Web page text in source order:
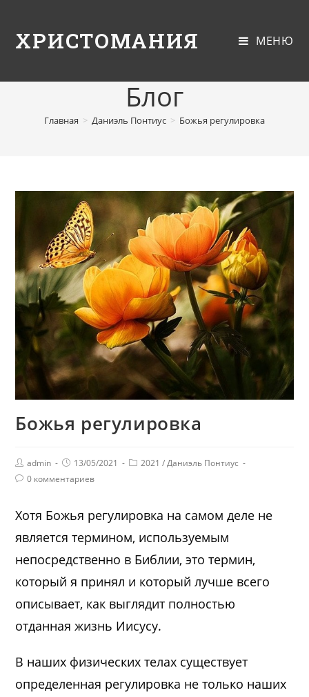
ХРИСТОМАНИЯ МЕНЮ
Блог
Главная > Даниэль Понтиус > Божья регулировка
Божья регулировка
admin 13/05/2021 2021 / Даниэль Понтиус
0 комментариев
Хотя Божья регулировка на самом деле не
является термином, используемым
непосредственно в Библии, это термин,
который я принял и который лучше всего
описывает, как выглядит полностью
отданная жизнь Иисусу.
В наших физических телах существует
определенная регулировка не только наших